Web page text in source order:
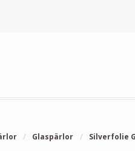
/ Glaspärlor / Silverfolie